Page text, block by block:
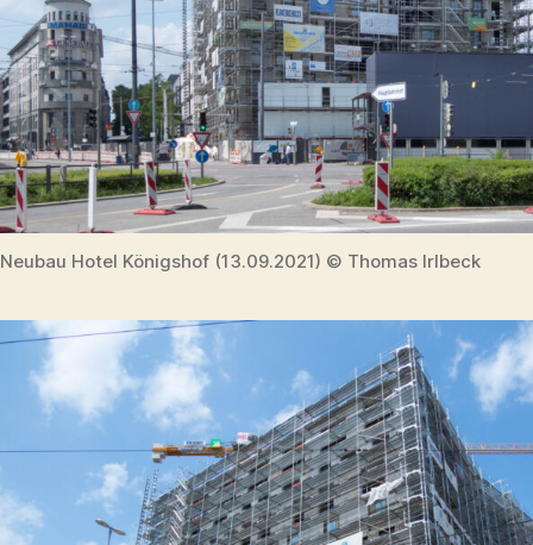
Neubau Hotel Königshof (13.09.2021) © Thomas Irlbeck